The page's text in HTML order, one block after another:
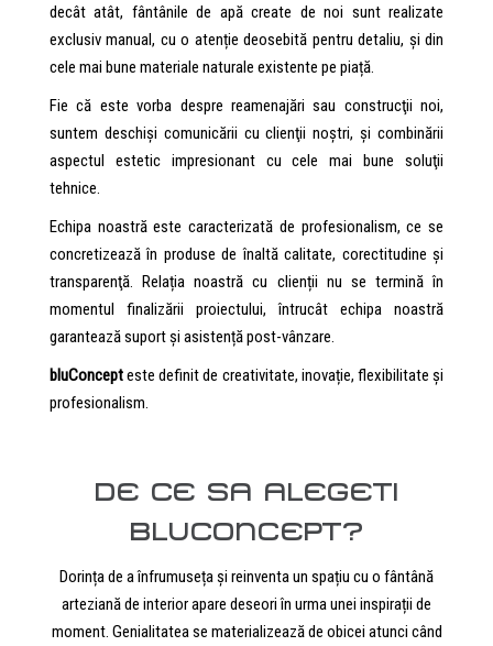
decât atât, fântânile de apă create de noi sunt realizate
exclusiv manual, cu o atenție deosebită pentru detaliu, și din
cele mai bune materiale naturale existente pe piață.
Fie că este vorba despre reamenajări sau construcţii noi,
suntem deschişi comunicării cu clienţii noştri, şi combinării
aspectul estetic impresionant cu cele mai bune soluţii
tehnice.
Echipa noastră este caracterizată de profesionalism, ce se
concretizează în produse de înaltă calitate, corectitudine şi
transparenţă. Relația noastră cu clienții nu se termină în
momentul finalizării proiectului, întrucât echipa noastră
garantează suport și asistență post-vânzare.
bluConcepteste definit de creativitate, inovație, flexibilitate și
profesionalism.
DE CE SA ALEGETI
BLUCONCEPT?
Dorința de a înfrumuseța și reinventa un spațiu cu o fântână
arteziană de interior apare deseori în urma unei inspirații de
moment. Genialitatea se materializează de obicei atunci când